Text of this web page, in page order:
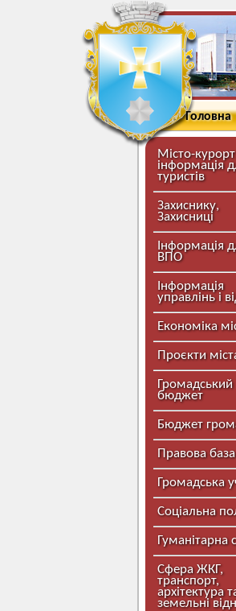
Головна
Місто-
інформація
туристів
Захиснику,
Захисниці
Інформація
ВПО
Інформація
управлінь і
Економіка
Проєкти
Громадський
бюджет
Бюджет
Правова база
Громадська
Соціальна
Гуманітарна
Сфера ЖКГ,
транспорт,
архітектура
земельні